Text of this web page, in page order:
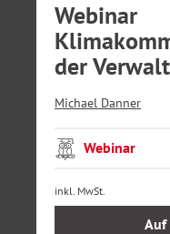
Webinar
der
Michael Danner
Webinar
inkl. MwSt.
Auf